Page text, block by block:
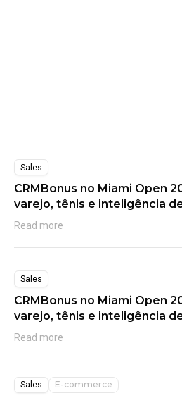
Sales
CRMBonus no Miami Open
varejo, tênis e inteligência
Read more
Sales
CRMBonus no Miami Open
varejo, tênis e inteligência
Read more
Sales E-commerce